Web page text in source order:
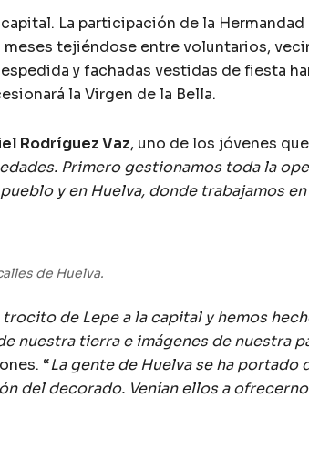
La participación de la
tejiéndose entre voluntarios,
y fachadas vestidas de fiesta
la Virgen de la Bella.
Rodríguez Vaz, uno de los jóvenes
Primero gestionamos toda la
y en Huelva, donde trabajamos
de Huelva.
de Lepe a la capital y hemos
nuestra tierra e imágenes de nuestra
“La gente de Huelva se ha portado
del decorado. Venían ellos a